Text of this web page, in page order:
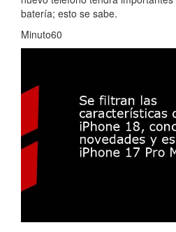
batería; esto se sabe.
Minuto60